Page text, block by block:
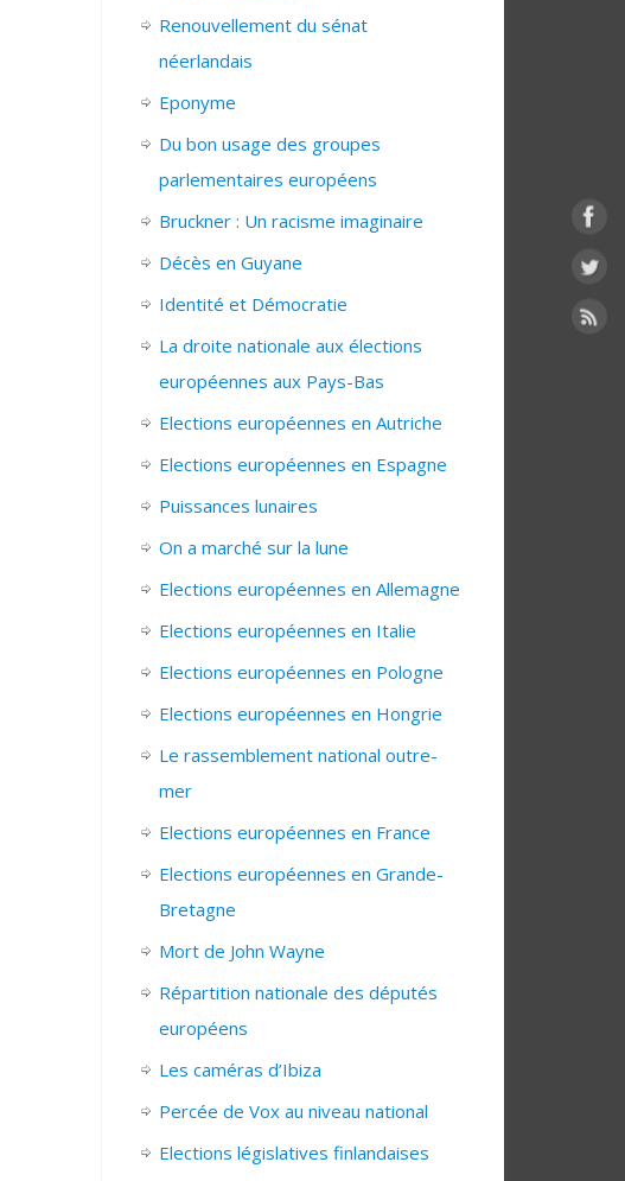
Renouvellement du sénat
néerlandais
Eponyme
Du bon usage des groupes
parlementaires européens
Bruckner : Un racisme imaginaire
Décès en Guyane
Identité et Démocratie
La droite nationale aux élections
européennes aux Pays-Bas
Elections européennes en Autriche
Elections européennes en Espagne
Puissances lunaires
On a marché sur la lune
Elections européennes en Allemagne
Elections européennes en Italie
Elections européennes en Pologne
Elections européennes en Hongrie
Le rassemblement national outre-
mer
Elections européennes en France
Elections européennes en Grande-
Bretagne
Mort de John Wayne
Répartition nationale des députés
européens
Les caméras d’Ibiza
Percée de Vox au niveau national
Elections législatives finlandaises